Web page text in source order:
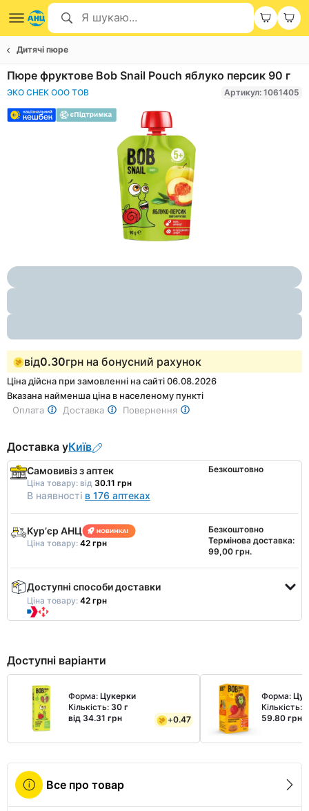
Дитячі пюре
Пюре фруктове Bob Snail Pouch яблуко персик 90 г
ЭКО СНЕК ООО ТОВ Артикул: 1061405
1
of
від0.30грн на бонусний рахунок
Ціна дійсна при замовленні на сайті 06.08.2026
Вказана найменша ціна в населеному пункті
Оплата
Доставка Повернення
Доставка уКиїв
Самовивіз з аптек
Ціна товару: від 30.11 грн
В наявності в 176 аптеках
Безкоштовно
Курʼєр АНЦ
Ціна товару: 42 грн
Безкоштовно
Термінова доставка:
99,00 грн.
Доступні способи доставки
Ціна товару: 42 грн
Доступні варіанти
Форма: Цукерки
Кількість: 30 г
від 34.31 грн
+0.47
Форма:
Кількість:
59.80 грн
Все про товар